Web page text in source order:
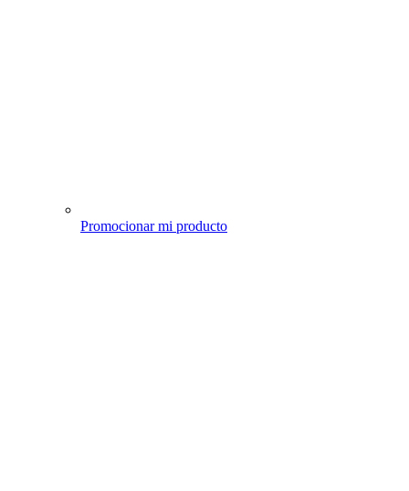
Promocionar mi producto